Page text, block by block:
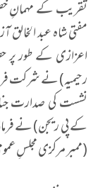
تقریب کے مہمانِ
مفتی شاہ عبد الخالق
اعزازی کے طور پر
رحیمیہ) نے شرکت
نشست کی صدارت
کے پی ریجن) نے
(ممبر مرکزی مجلسِ